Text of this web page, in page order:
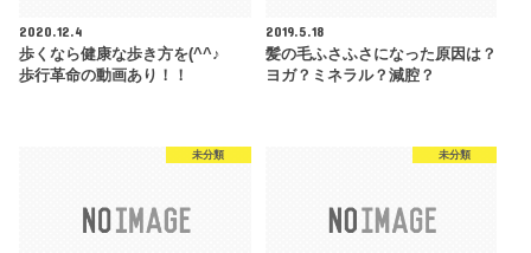
2020.12.4
歩くなら健康な歩き方を(^^♪
歩行革命の動画あり！！
2019.5.18
髪の毛ふさふさになった原因は？
ヨガ？ミネラル？減腔？
未分類 未分類